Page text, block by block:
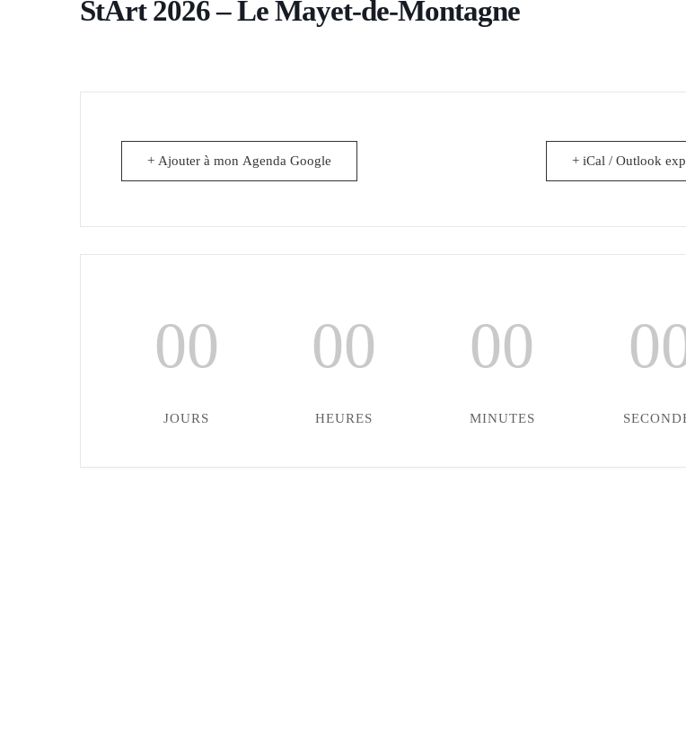
StArt 2026 – Le Mayet-de-Montagne
+ Ajouter à mon Agenda Google + iCal / Outlook
00
JOURS
00
HEURES
00
MINUTES